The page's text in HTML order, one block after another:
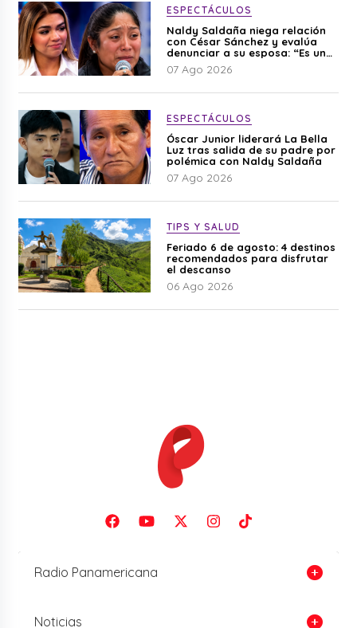
ESPECTÁCULOS
Naldy Saldaña niega relación
con César Sánchez y evalúa
denunciar a su esposa: “Es una
difamación”
07 Ago 2026
ESPECTÁCULOS
Óscar Junior liderará La Bella
Luz tras salida de su padre por
polémica con Naldy Saldaña
07 Ago 2026
TIPS Y SALUD
Feriado 6 de agosto: 4 destinos
recomendados para disfrutar
el descanso
06 Ago 2026
Radio Panamericana
Noticias